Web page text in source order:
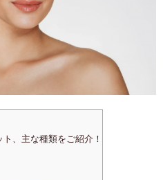
、主な種類をご紹介！